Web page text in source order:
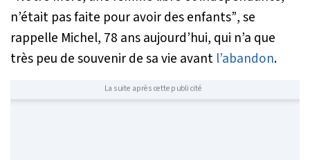
n’était pas faite pour avoir des enfants”, se
rappelle Michel, 78 ans aujourd’hui, qui n’a que
très peu de souvenir de sa vie avant l’abandon.
La suite après cette publicité